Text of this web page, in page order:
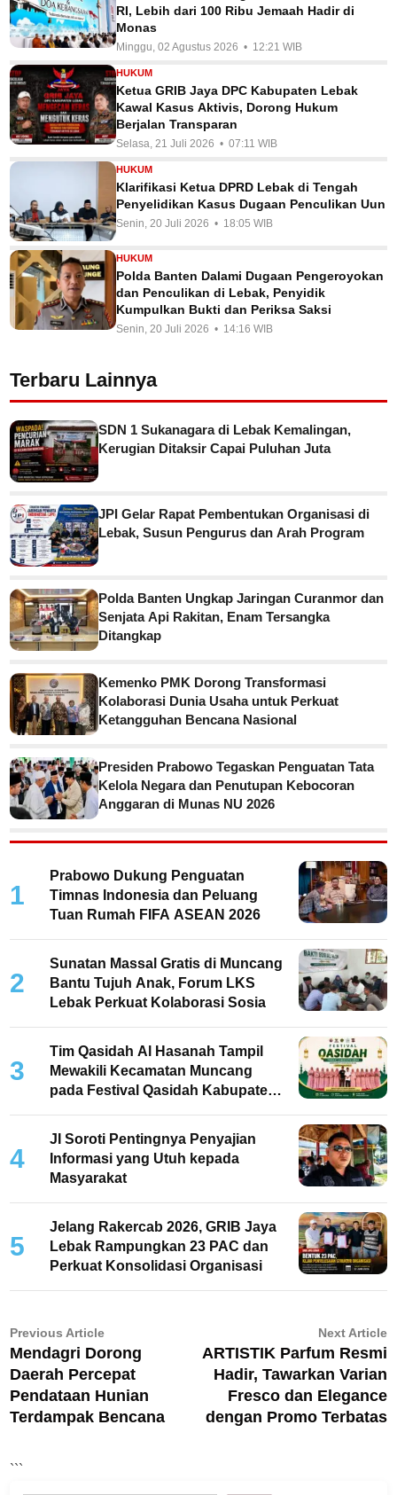
RI, Lebih dari 100 Ribu Jemaah Hadir di
Monas
Minggu, 02 Agustus 2026 • 12:21 WIB
HUKUM
Ketua GRIB Jaya DPC Kabupaten Lebak
Kawal Kasus Aktivis, Dorong Hukum
Berjalan Transparan
Selasa, 21 Juli 2026 • 07:11 WIB
HUKUM
Klarifikasi Ketua DPRD Lebak di Tengah
Penyelidikan Kasus Dugaan Penculikan Uun
Senin, 20 Juli 2026 • 18:05 WIB
HUKUM
Polda Banten Dalami Dugaan Pengeroyokan
dan Penculikan di Lebak, Penyidik
Kumpulkan Bukti dan Periksa Saksi
Senin, 20 Juli 2026 • 14:16 WIB
Terbaru Lainnya
SDN 1 Sukanagara di Lebak Kemalingan,
Kerugian Ditaksir Capai Puluhan Juta
JPI Gelar Rapat Pembentukan Organisasi di
Lebak, Susun Pengurus dan Arah Program
Polda Banten Ungkap Jaringan Curanmor dan
Senjata Api Rakitan, Enam Tersangka
Ditangkap
Kemenko PMK Dorong Transformasi
Kolaborasi Dunia Usaha untuk Perkuat
Ketangguhan Bencana Nasional
Presiden Prabowo Tegaskan Penguatan Tata
Kelola Negara dan Penutupan Kebocoran
Anggaran di Munas NU 2026
1
Prabowo Dukung Penguatan
Timnas Indonesia dan Peluang
Tuan Rumah FIFA ASEAN 2026
2
Sunatan Massal Gratis di Muncang
Bantu Tujuh Anak, Forum LKS
Lebak Perkuat Kolaborasi Sosia
3
Tim Qasidah Al Hasanah Tampil
Mewakili Kecamatan Muncang
pada Festival Qasidah Kabupaten
4
JI Soroti Pentingnya Penyajian
Informasi yang Utuh kepada
Masyarakat
5
Jelang Rakercab 2026, GRIB Jaya
Lebak Rampungkan 23 PAC dan
Perkuat Konsolidasi Organisasi
Navigasi
pos
Previous ArticlePrevious
article:
Mendagri Dorong
Daerah Percepat
Pendataan Hunian
Terdampak Bencana
Next Article
ARTISTIK Parfum Resmi
Hadir, Tawarkan Varian
Fresco dan Elegance
dengan Promo Terbatas
```